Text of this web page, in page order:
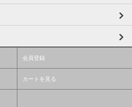
会員登録
カートを見る